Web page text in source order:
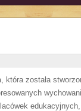
która została